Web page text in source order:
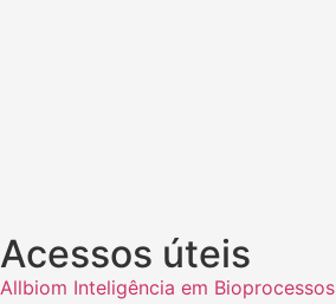
Acessos úteis
Allbiom Inteligência em Bioprocessos